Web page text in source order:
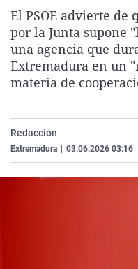
El PSOE advierte de
por la Junta supone
una agencia que
Extremadura en un
materia de
Redacción
Extremadura 03.06.2026 03:16